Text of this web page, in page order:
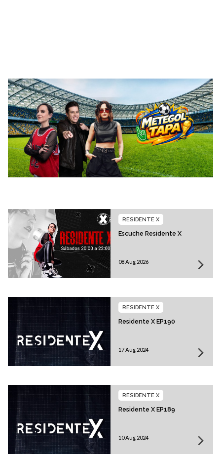
Escuche Residente X
RESIDENTE X
08 Aug 2026
Residente X EP190
RESIDENTE X
17 Aug 2024
Residente X EP189
RESIDENTE X
10 Aug 2024